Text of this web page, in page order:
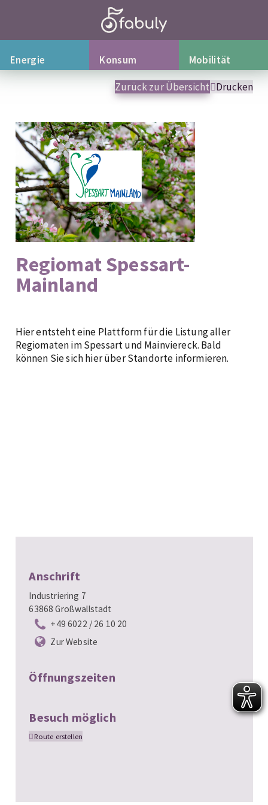
Energie Konsum Mobilität
Zurück zur Übersicht Drucken
Regiomat Spessart-
Mainland
Hier entsteht eine Plattform für die Listung aller
Regiomaten im Spessart und Mainviereck. Bald
können Sie sich hier über Standorte informieren.
Anschrift
Industriering 7
63868 Großwallstadt
+49 6022 / 26 10 20
Zur Website
Öffnungszeiten
Besuch möglich
Route erstellen